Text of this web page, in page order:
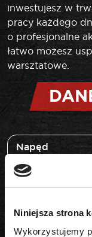
Niniejsza strona
Wykorzystujemy
inwestujesz w
pracy każdego
o profesjonalne
łatwo możesz
warsztatowe.
Napęd
1"